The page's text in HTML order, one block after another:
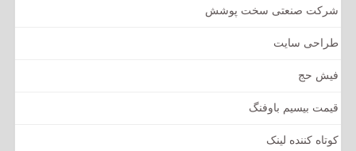
شرکت صنعتی سخت پوشش
طراحی سایت
فیش حج
قیمت بیسیم باوفنگ
کوتاه کننده لینک